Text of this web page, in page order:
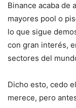
Binance acaba de
mayores pool o
lo que sigue
con gran interés,
sectores del
Dicho esto, cedo
merece, pero